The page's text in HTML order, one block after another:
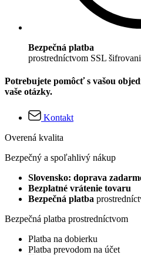
Bezpečná platba
prostredníctvom SSL
Potrebujete pomôcť s vašou
vaše otázky.
Kontakt
Overená kvalita
Bezpečný a spoľahlivý nákup
Slovensko: doprava
Bezplatné vrátenie tovaru
Bezpečná platba
Bezpečná platba prostredníctvom
Platba na dobierku
Platba prevodom na účet